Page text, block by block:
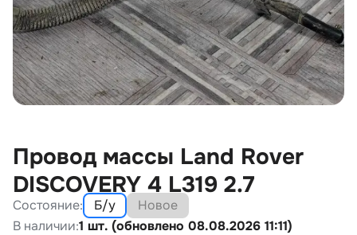
Провод массы Land Rover
DISCOVERY 4 L319 2.7
Состояние: Б/у
Новое
В наличии:1 шт. (обновлено 08.08.2026 11:11)